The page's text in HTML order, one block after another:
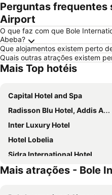
Perguntas frequentes
Airport
O que faz com que Bole
Abeba?
Que alojamentos existem perto
Quais outras atrações existem
Mais Top hotéis
Capital Hotel and Spa
Radisson Blu Hotel, Addis Ababa
Inter Luxury Hotel
Hotel Lobelia
Sidra International Hotel
Harmony Hotel
Mais atrações - Bole